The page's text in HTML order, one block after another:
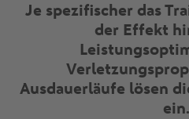
Je spezifischer das
der Effekt
Ausdauerläufe lösen
ein.